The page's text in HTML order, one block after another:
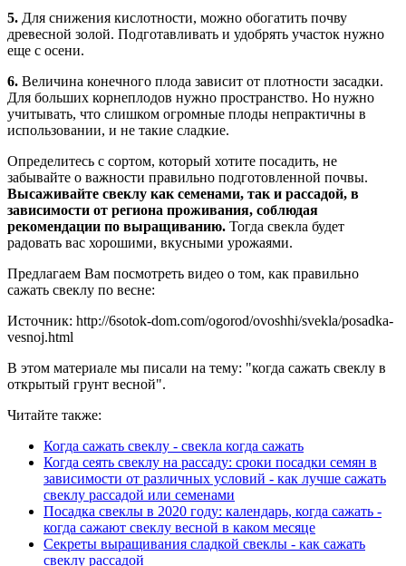
5. Для снижения кислотности, можно обогатить почву
древесной золой. Подготавливать и удобрять участок нужно
еще с осени.
6. Величина конечного плода зависит от плотности засадки.
Для больших корнеплодов нужно пространство. Но нужно
учитывать, что слишком огромные плоды непрактичны в
использовании, и не такие сладкие.
Определитесь с сортом, который хотите посадить, не
забывайте о важности правильно подготовленной почвы.
Высаживайте свеклу как семенами, так и рассадой, в
зависимости от региона проживания, соблюдая
рекомендации по выращиванию. Тогда свекла будет
радовать вас хорошими, вкусными урожаями.
Предлагаем Вам посмотреть видео о том, как правильно
сажать свеклу по весне:
Источник: http://6sotok-dom.com/ogorod/ovoshhi/svekla/posadka-
vesnoj.html
В этом материале мы писали на тему: "когда сажать свеклу в
открытый грунт весной".
Читайте также:
Когда сажать свеклу - свекла когда сажать
Когда сеять свеклу на рассаду: сроки посадки семян в
зависимости от различных условий - как лучше сажать
свеклу рассадой или семенами
Посадка свеклы в 2020 году: календарь, когда сажать -
когда сажают свеклу весной в каком месяце
Секреты выращивания сладкой свеклы - как сажать
свеклу рассадой